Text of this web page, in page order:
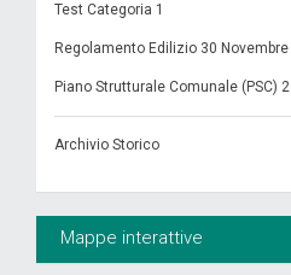
Test Categoria 1
Regolamento Edilizio 30 Novembre
Piano Strutturale Comunale (PSC) 2
Archivio Storico
Mappe interattive